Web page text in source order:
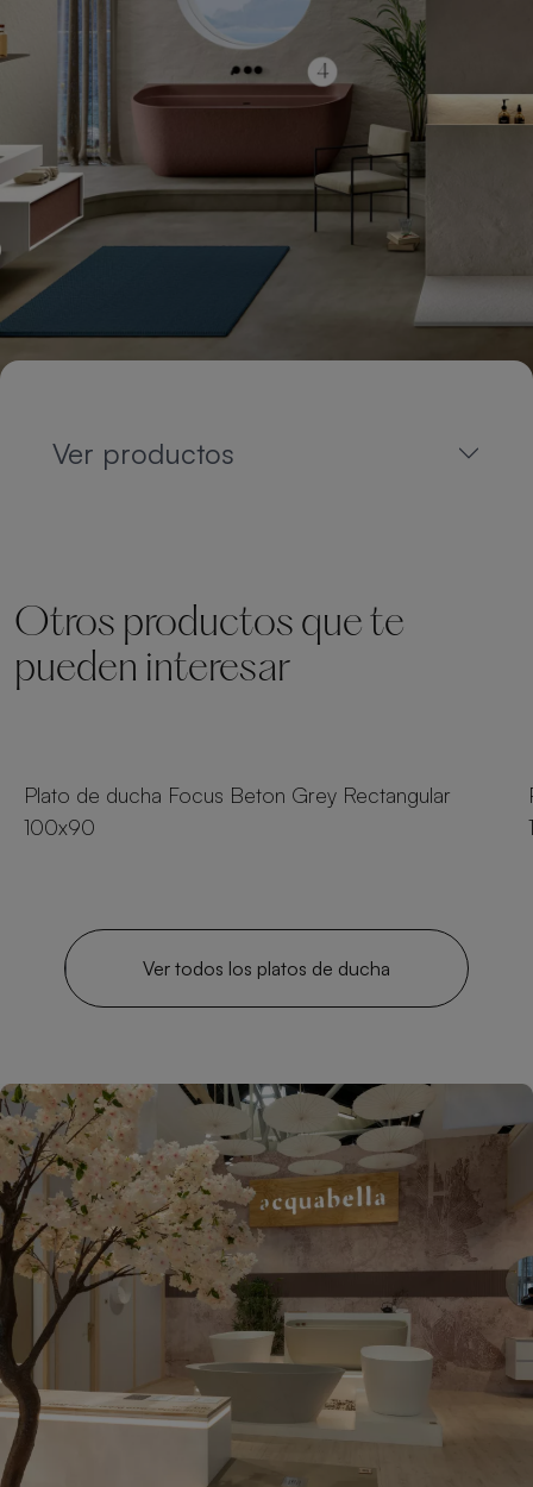
Ver productos
Otros productos que te
pueden interesar
Plato de ducha Focus Beton Grey Rectangular
100x90
Ver todos los platos de ducha